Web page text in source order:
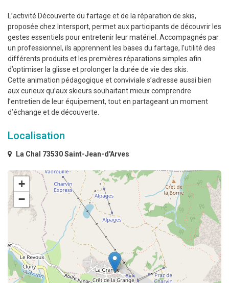
L’activité Découverte du fartage et de la réparation de skis,
proposée chez Intersport, permet aux participants de découvrir les
gestes essentiels pour entretenir leur matériel. Accompagnés par
un professionnel, ils apprennent les bases du fartage, l’utilité des
différents produits et les premières réparations simples afin
d’optimiser la glisse et prolonger la durée de vie des skis.
Cette animation pédagogique et conviviale s’adresse aussi bien
aux curieux qu’aux skieurs souhaitant mieux comprendre
l’entretien de leur équipement, tout en partageant un moment
d’échange et de découverte.
Localisation
La Chal 73530 Saint-Jean-d'Arves
+
−